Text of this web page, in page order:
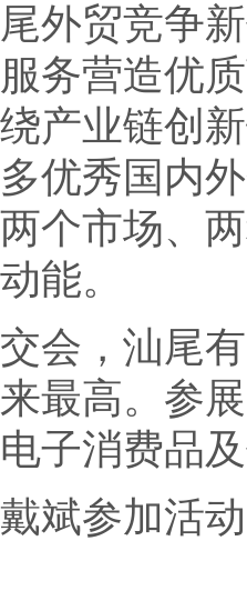
外贸竞争
务营造优
产业链创
优秀国内
个市场、
能。
，汕尾有
最高。参
子消费品
参加活